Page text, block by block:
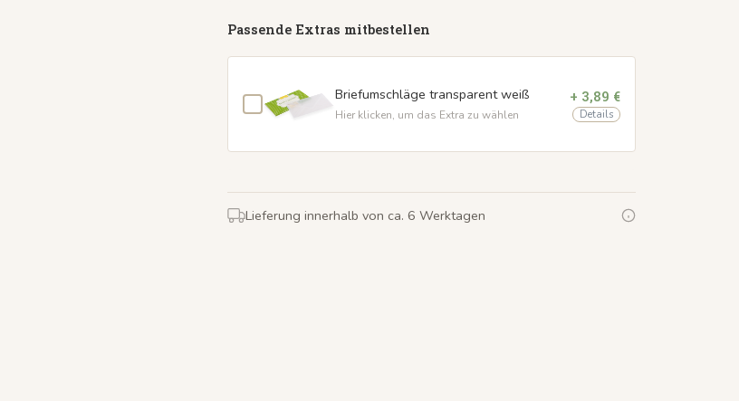
Passende Extras mitbestellen
Briefumschläge transparent weiß
Hier klicken, um das Extra zu wählen
+ 3,89 €
Details
Lieferung innerhalb von ca. 6 Werktagen